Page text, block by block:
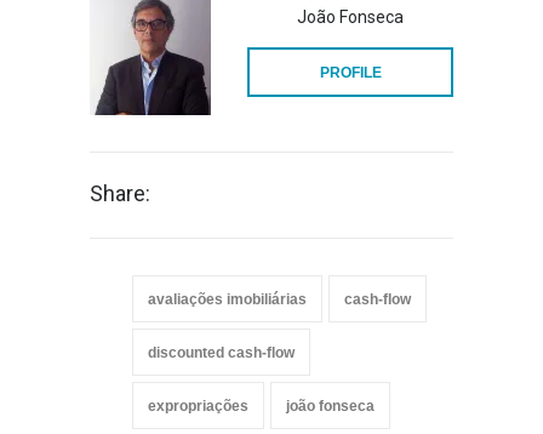
João Fonseca
PROFILE
Share:
avaliações imobiliárias cash-flow
discounted cash-flow
expropriações joão fonseca